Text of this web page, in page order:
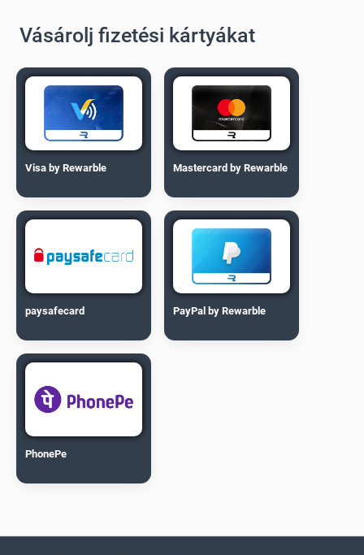
Vásárolj fizetési kártyákat
Visa by Rewarble Mastercard by Rewarble
paysafecard PayPal by Rewarble
PhonePe